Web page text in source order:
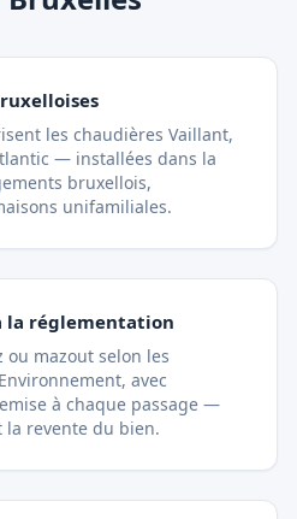
les chaudières Vaillant,
— installées dans la
bruxellois,
unifamiliales.
la réglementation
mazout selon les
avec
à chaque passage —
la revente du bien.